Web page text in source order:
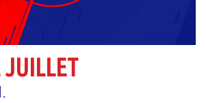
JUILLET